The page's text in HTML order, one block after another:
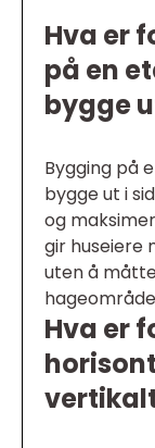
Hva er
på en
bygge
Bygging på
bygge ut i
og
gir huseiere
uten å
Hva er